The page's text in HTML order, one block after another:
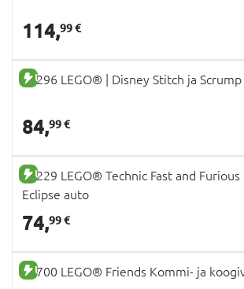
114,99 €
UUS TOODE
43296 LEGO® | Disney Stitch ja Scrump
84,99 €
UUS TOODE
42229 LEGO® Technic Fast and
Eclipse auto
74,99 €
UUS TOODE
42700 LEGO® Friends Kommi- ja